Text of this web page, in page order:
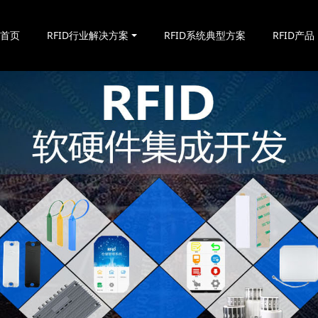
页 RFID行业解决方案 RFID系统典型方案 RFID产品